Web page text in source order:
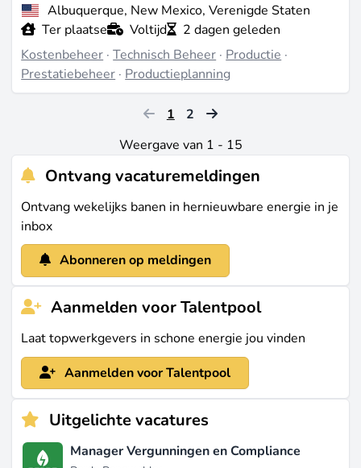
Albuquerque, New Mexico, Verenigde Staten
Ter plaatse
Voltijd
2 dagen geleden
Kostenbeheer ·Technisch Beheer · Productie ·
Prestatiebeheer · Productieplanning
1
2
Weergave van 1 - 15
Ontvang vacaturemeldingen
Ontvang wekelijks banen in hernieuwbare energie in je
inbox
Abonneren op meldingen
Aanmelden voor Talentpool
Laat topwerkgevers in schone energie jou vinden
Aanmelden voor Talentpool
Uitgelichte vacatures
Manager Vergunningen en Compliance